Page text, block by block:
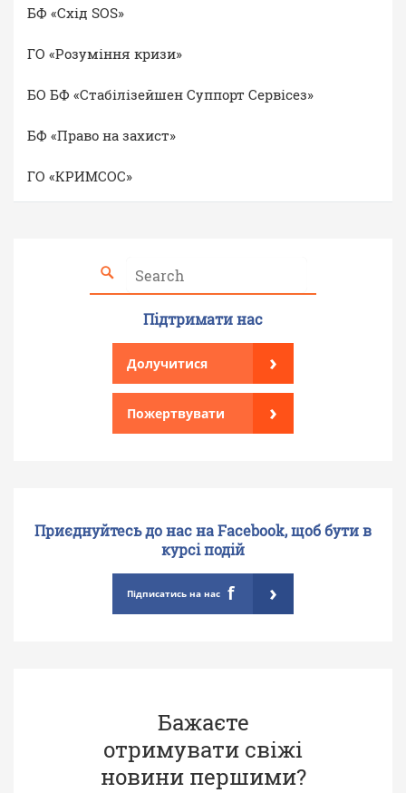
БФ «Схід SOS»
ГО «Розуміння кризи»
БО БФ «Стабілізейшен Суппорт Сервісез»
БФ «Право на захист»
ГО «КРИМСОС»
Підтримати нас
Долучитися ›
Пожертвувати ›
Приєднуйтесь до нас на Facebook, щоб бути в
курсі подій
Підписатись на нас f ›
Бажаєте
отримувати свіжі
новини першими?